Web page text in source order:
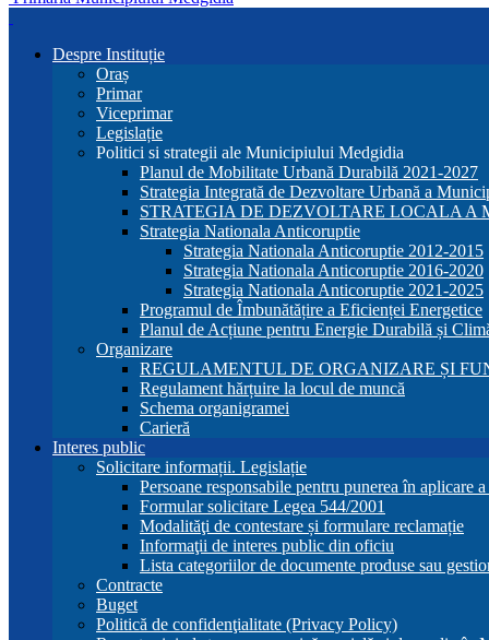
Despre Instituție
Oraș
Primar
Viceprimar
Legislație
Politici si strategii ale Municipiului Medgidia
Planul de Mobilitate Urbană Durabilă 2021-2027
Strategia Integrată de Dezvoltare Urbană a
STRATEGIA DE DEZVOLTARE LOCALA A
Strategia Nationala Anticoruptie
Strategia Nationala Anticoruptie 2012-2015
Strategia Nationala Anticoruptie 2016-2020
Strategia Nationala Anticoruptie 2021-2025
Programul de Îmbunătățire a Eficienței Energetice
Planul de Acțiune pentru Energie Durabilă și
Organizare
REGULAMENTUL DE ORGANIZARE ȘI
Regulament hărțuire la locul de muncă
Schema organigramei
Carieră
Interes public
Solicitare informații. Legislație
Persoane responsabile pentru punerea în aplicare
Formular solicitare Legea 544/2001
Modalităţi de contestare și formulare reclamație
Informaţii de interes public din oficiu
Lista categoriilor de documente produse sau
Contracte
Buget
Politică de confidenţialitate (Privacy Policy)